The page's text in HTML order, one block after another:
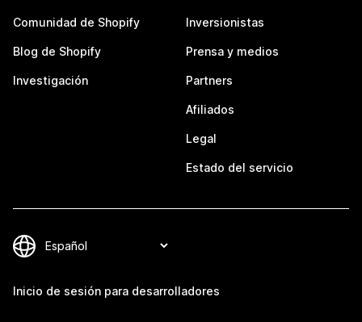
Comunidad de Shopify
Blog de Shopify
Investigación
Inversionistas
Prensa y medios
Partners
Afiliados
Legal
Estado del servicio
Inicio de sesión para desarrolladores